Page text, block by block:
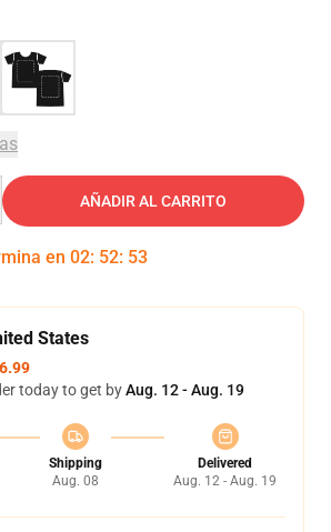
AÑADIR AL CARRITO
en 02: 52: 53
States
today to get byAug. 12 - Aug. 19
Shipping
Aug. 08
Delivered
Aug. 12 - Aug. 19